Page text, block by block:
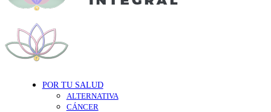
POR TU SALUD
ALTERNATIVA
CÁNCER